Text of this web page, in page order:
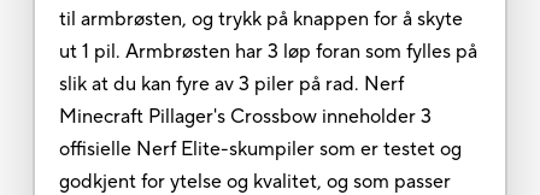
til armbrøsten, og trykk på knappen for å skyte
ut 1 pil. Armbrøsten har 3 løp foran som fylles på
slik at du kan fyre av 3 piler på rad. Nerf
Minecraft Pillager's Crossbow inneholder 3
offisielle Nerf Elite-skumpiler som er testet og
godkjent for ytelse og kvalitet, og som passer